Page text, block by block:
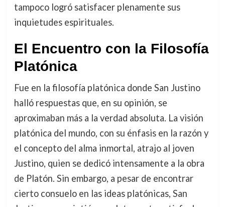
tampoco logró satisfacer plenamente sus
inquietudes espirituales.
El Encuentro con la Filosofía
Platónica
Fue en la filosofía platónica donde San Justino
halló respuestas que, en su opinión, se
aproximaban más a la verdad absoluta. La visión
platónica del mundo, con su énfasis en la razón y
el concepto del alma inmortal, atrajo al joven
Justino, quien se dedicó intensamente a la obra
de Platón. Sin embargo, a pesar de encontrar
cierto consuelo en las ideas platónicas, San